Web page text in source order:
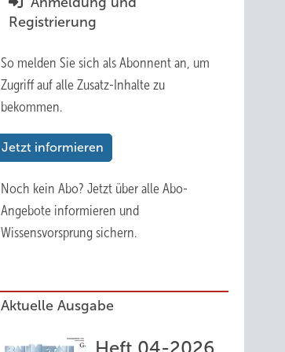
Registrierung
So melden Sie sich als Abonnent an, um
Zugriff auf alle Zusatz-Inhalte zu
bekommen.
Jetzt informieren
Noch kein Abo? Jetzt über alle Abo-
Angebote informieren und
Wissensvorsprung sichern.
Aktuelle Ausgabe